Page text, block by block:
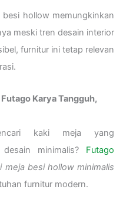
hollow memungkinkan
meski tren desain interior
furnitur ini tetap relevan
Karya Tangguh,
kaki meja yang
minimalis? Futago
meja besi hollow minimalis
furnitur modern.